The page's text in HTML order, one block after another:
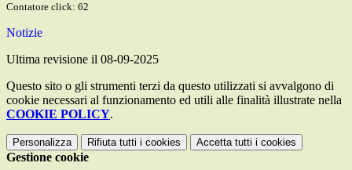
Contatore click: 62
Notizie
Ultima revisione il 08-09-2025
Questo sito o gli strumenti terzi da questo utilizzati si avvalgono di
cookie necessari al funzionamento ed utili alle finalità illustrate nella
COOKIE POLICY.
Personalizza Rifiuta tutti i cookies Accetta tutti i cookies
Gestione cookie